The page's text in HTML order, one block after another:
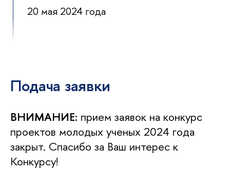
20 мая 2024 года
Подача заявки
ВНИМАНИЕ: прием заявок на конкурс
проектов молодых ученых 2024 года
закрыт. Спасибо за Ваш интерес к
Конкурсу!